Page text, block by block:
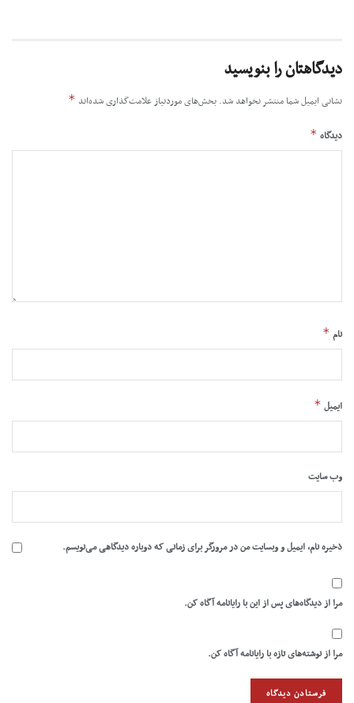
دیدگاهتان را بنویسید
نشانی ایمیل شما منتشر نخواهد شد. بخش‌های موردنیاز علامت‌گذاری شده‌اند *
دیدگاه *
نام *
ایمیل *
وب‌ سایت
ذخیره نام، ایمیل و وبسایت من در مرورگر برای زمانی که دوباره دیدگاهی می‌نویسم.
مرا از دیدگاه‌های پس از این با رایانامه آگاه کن.
مرا از نوشته‌های تازه با رایانامه آگاه کن.